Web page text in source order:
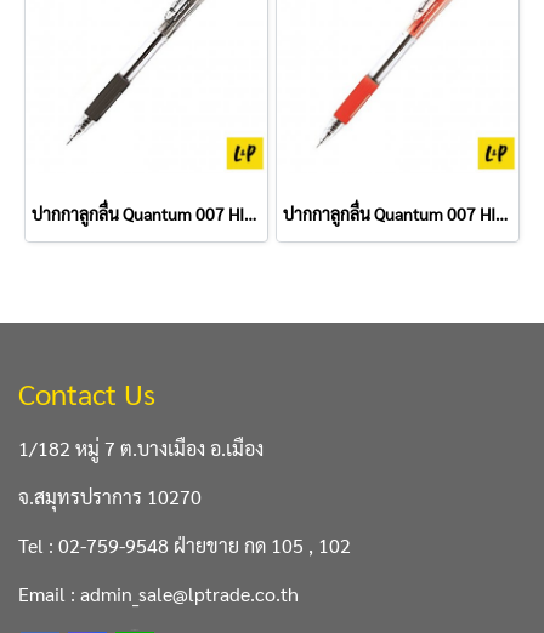
ปากกาลูกลื่น Quantum 007 HIT 0.7 มม. สีดำ ปากกาลูกลื่น Quantum 007 HIT 0.7 มม. สีแดง
Contact Us
1/182 หมู่ 7 ต.บางเมือง อ.เมือง
จ.สมุทรปราการ 10270
Tel : 02-759-9548 ฝ่ายขาย กด 105 , 102
Email : admin_sale@lptrade.co.th